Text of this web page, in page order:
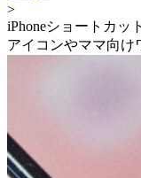
>
iPhoneショートカッ
アイコンやママ向け